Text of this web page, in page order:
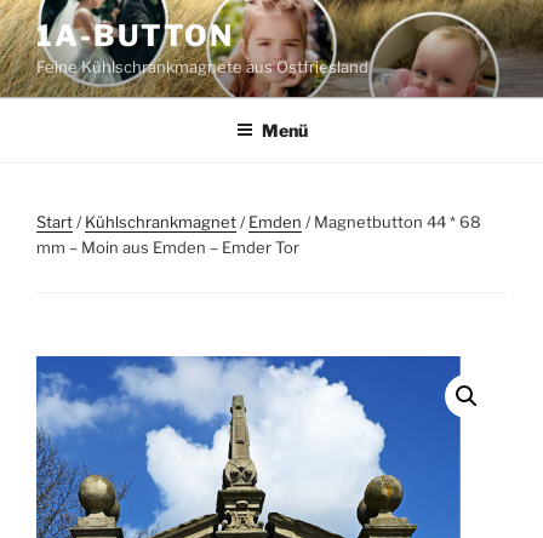
Zum
Inhalt
springen
1A-BUTTON
Feine Kühlschrankmagnete aus Ostfriesland
Menü
Start/Kühlschrankmagnet/Emden / Magnetbutton 44 * 68
mm – Moin aus Emden – Emder Tor